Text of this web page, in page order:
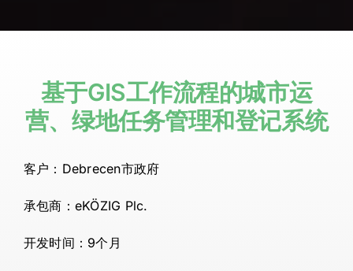
基于GIS工作流程的城市运
营、绿地任务管理和登记系统
客户：Debrecen市政府
承包商：eKÖZIG Plc.
开发时间：9个月